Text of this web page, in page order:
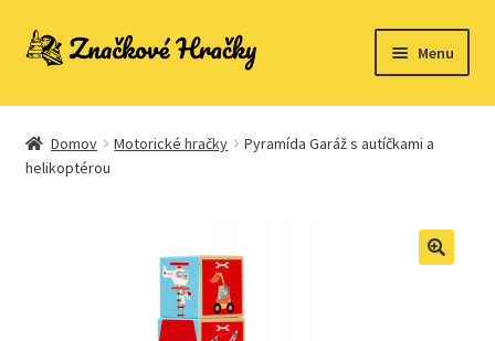
Preskočiť
Preskočiť
Menu
Domovská stránka
Kontakt
Domov Motorické hračky
Pyramída Garáž s autíčkami a
helikoptérou